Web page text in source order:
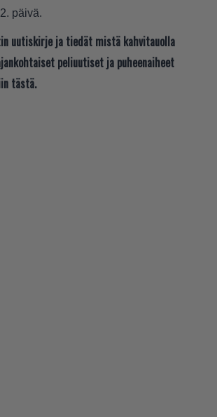
päivä.
uutiskirje ja tiedät mistä kahvitauolla
peliuutiset ja puheenaiheet
tästä.